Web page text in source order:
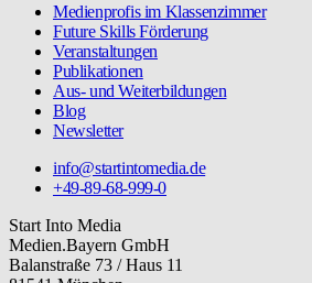
Medienprofis im Klassenzimmer
Future Skills Förderung
Veranstaltungen
Publikationen
Aus- und Weiterbildungen
Blog
Newsletter
info@startintomedia.de
+49-89-68-999-0
Start Into Media
Medien.Bayern GmbH
Balanstraße 73 / Haus 11